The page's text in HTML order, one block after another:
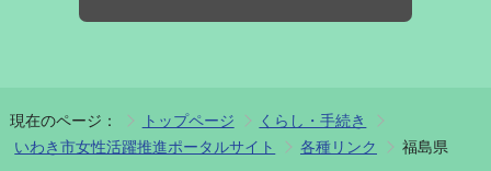
現在のページ： トップページ
くらし・手続き
いわき市女性活躍推進ポータルサイト
各種リンク 福島県